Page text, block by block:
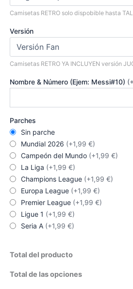
era:
es:
Camisetas RETRO solo dispobible hasta
Versión
Camisetas RETRO YA INCLUYEN versión
Nombre & Número (Ejem: Messi#10)
Parches
Sin parche
Mundial 2026 (+1,99 €)
Campeón del Mundo (+1,99 €)
La Liga (+1,99 €)
Champions League (+1,99 €)
Europa League (+1,99 €)
Premier League (+1,99 €)
Ligue 1 (+1,99 €)
Seria A (+1,99 €)
Total del producto
Total de las opciones